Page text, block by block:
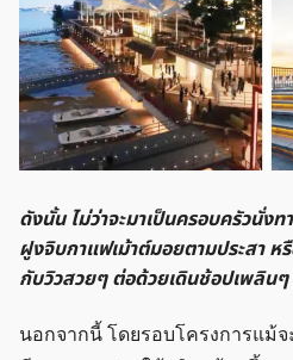
ดังนั้น ไม่ว่าจะมาเป็นครอบครัวนั่ง
ฝูงจิบกาแฟเม้าต์มอยตามประสา ห
กับวิวสวยๆ ต่อด้วยเดินช้อปเพลิน
นอกจากนี้ โดยรอบโครงการแม้จ